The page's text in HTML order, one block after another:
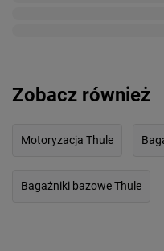
Zobacz również
Motoryzacja Thule
Bagażniki bazowe Thule